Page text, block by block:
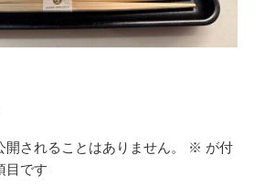
開されることはありません。 ※ が付
目です